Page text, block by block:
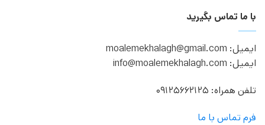
با ما تماس بگیرید
ایمیل: moalemekhalagh@gmail.com
ایمیل: info@moalemekhalagh.com
تلفن همراه: 09125662125
فرم تماس با ما